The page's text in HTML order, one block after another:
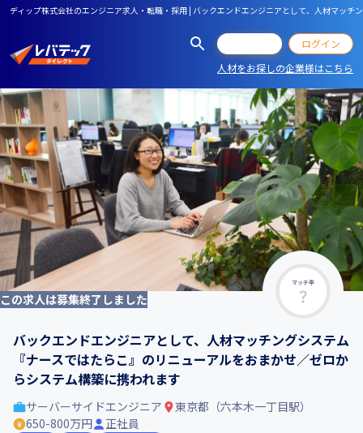
ディップ株式会社のエンジニア求人・転職・採用 | バックエンドエンジニアとして、人材マッ
ログイン
人材をお探しの企業様はこちら
マッチ率
この求人は募集終了しました
バックエンドエンジニアとして、人材マッチングシステム
『ナースではたらこ』のリニューアルをおまかせ／ゼロか
らシステム構築に携われます
サーバーサイドエンジニア
東京都（六本木一丁目駅）
650-800万円
正社員